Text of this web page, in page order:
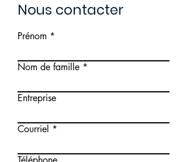
Nous contacter
Prénom
Nom de famille
Entreprise
Courriel